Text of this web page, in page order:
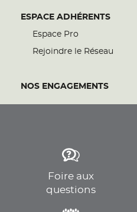
ESPACE ADHÉRENTS
Espace Pro
Rejoindre le Réseau
NOS ENGAGEMENTS
Foire aux
questions